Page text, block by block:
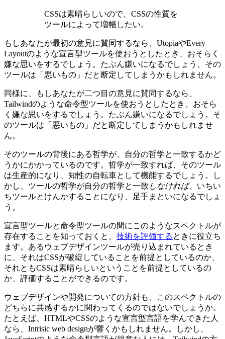
CSSは素晴らしいので、CSSの性質を
ツールによって増幅したい。
もしあなたが最初の意見に賛同するなら、UtopiaやEvery
Layoutのような宣言型ツールを使おうとしたとき、おそらく
嫌な思いをするでしょう。たぶん嫌いになるでしょう。その
ツールは「悪いもの」だと断定してしまうかもしれません。
同様に、もしあなたが二つ目の意見に賛同するなら、
Tailwindのような命令型ツールを使おうとしたとき、おそら
く嫌な思いをするでしょう。たぶん嫌いになるでしょう。そ
のツールは「悪いもの」だと断定してしまうかもしれませ
ん。
そのツールの背後にある哲学が、自分の哲学と一致するかど
うかにかかっているのです。哲学が一致すれば、そのツール
は生産的になり、知性の自転車として機能するでしょう。し
かし、ツールの哲学が自分の哲学と一致しなければ、いちい
ちツールとけんかすることになり、足手まといになるでしょ
う。
宣言型ツールと命令型ツールの間にこのようなスペクトルが
存在することを知っておくと、 技術を評価する ときに役立ち
ます。あるウェブデザインツールが売り込まれているとき
に、それはCSSが破綻していることを前提としているのか、
それともCSSは素晴らしいということを前提としているの
か、評価することができるのです。
ウェブデザインや開発についての方針も、このスペクトルの
どちらに共感するかに関わってくるのではないでしょうか。
たとえば、HTMLやCSSのような宣言型言語を学んできた人
なら、Intrisic web designが響くかもしれません。しかし、